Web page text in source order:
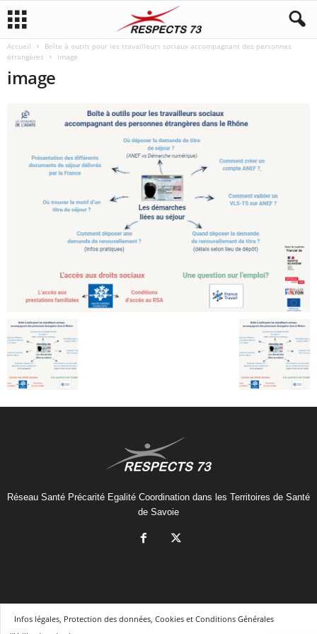
Accueil
Boîte à outils pour les travailleurs sociaux accompagnant des personnes
étrangères
image
image
Réseau Santé Précarité Egalité Coordination dans les Territoires de Santé
de Savoie
Infos légales, Protection des données, Cookies et Conditions Générales